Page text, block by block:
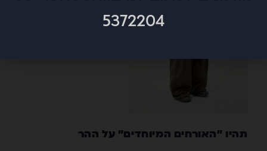
תהיו "האורחים המיוחדים" על ההר
5372204